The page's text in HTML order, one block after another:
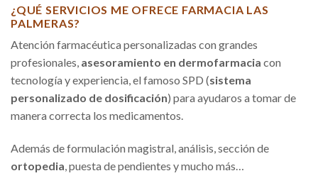
¿QUÉ SERVICIOS ME OFRECE FARMACIA LAS
PALMERAS?
Atención farmacéutica personalizadas con grandes
profesionales, asesoramiento en dermofarmacia con
tecnología y experiencia, el famoso SPD (sistema
personalizado de dosificación) para ayudaros a tomar de
manera correcta los medicamentos.
Además de formulación magistral, análisis, sección de
ortopedia , puesta de pendientes y mucho más…